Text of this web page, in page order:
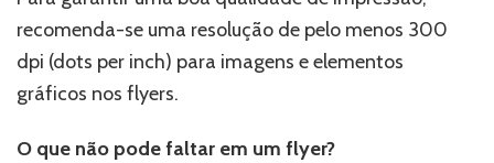
recomenda-se uma resolução de pelo menos 300
dpi (dots per inch) para imagens e elementos
gráficos nos flyers.
O que não pode faltar em um flyer?